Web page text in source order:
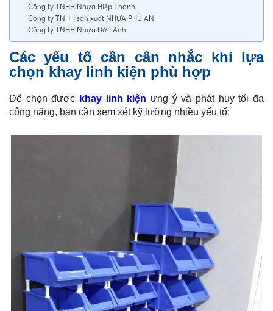
Công ty TNHH Nhựa Hiệp Thành
Công ty TNHH sản xuất NHỰA PHÚ AN
Công ty TNHH Nhựa Đức Anh
Các yếu tố cần cân nhắc khi lựa
chọn khay linh kiện phù hợp
Để chọn được khay linh kiện ưng ý và phát huy tối đa
công năng, bạn cần xem xét kỹ lưỡng nhiều yếu tố: